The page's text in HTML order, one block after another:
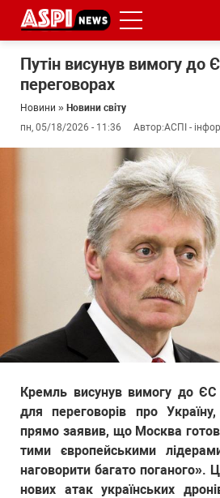
Путін висунув вимогу до
переговорах
Новини » Новини світу
пн, 05/18/2026 - 11:36
Автор:АСПІ -
Кремль висунув вимогу до
для переговорів про
прямо заявив, що Москва
тими європейськими
наговорити багато поганого».
нових атак українських
#боротьба
корупцією
#ДФС #Київ